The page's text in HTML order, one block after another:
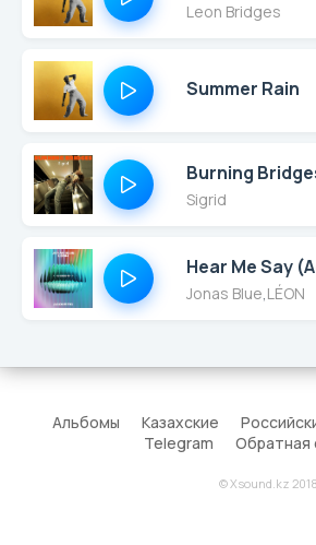
Leon Bridges
Summer Rain
Burning
Sigrid
Hear Me Say
Jonas Blue LÉON
Альбомы Казахские
Telegram
Обратная
© Xsound.kz